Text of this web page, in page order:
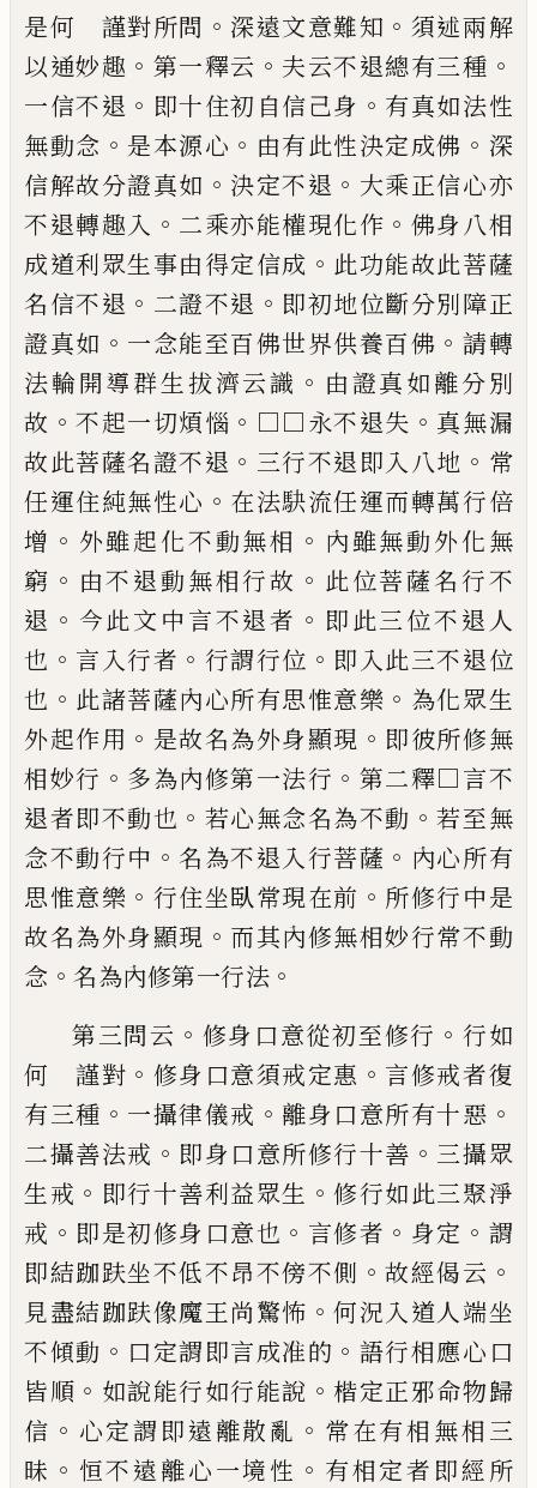
是何 謹對所問 。 深遠文意難知 。 須述兩解
以通妙趣 。 第一釋云 。 夫云不退總有三種 。
一信不退 。 即十住初自信己身 。 有真如法性
無動念 。 是本源心 。 由有此性決定成佛 。 深
信解故分證真如 。 決定不退 。 大乘正信心亦
不退轉趣入 。 二乘亦能權現化作 。 佛身八相
成道利眾生事由得定信成 。 此功能故此菩薩
名信不退 。 二證不退 。 即初地位斷分別障正
證真如 。 一念能至百佛世界供養百佛 。 請轉
法輪開導群生拔濟云識 。 由證真如離分別
故 。不起一切煩惱 。 □□永不退失 。 真無漏
故此菩薩名證不退 。 三行不退即入八地 。 常
任運住純無性心 。 在法駃流任運而轉萬行倍
增 。 外雖起化不動無相 。 內雖無動外化無
窮 。 由不退動無相行故 。 此位菩薩名行不
退 。 今此文 中言不退者 。 即此三位不退人
也 。 言入行者 。 行謂行位 。 即入此三不退位
也 。 此諸菩薩內心所有思惟意樂 。 為化眾生
外起作用 。 是故名為外身顯現 。 即彼所修無
相妙行 。 多為內修第一法行 。 第二釋□言不
退者即不動也 。 若心無念名為不動 。若至無
念不動行中 。名為不退入行菩薩 。 內心所有
思惟意樂 。 行住坐臥常現在前 。 所修行中是
故名為外身顯現 。 而其內修無相妙行常不動
念 。 名為內修第一行法 。
第三問云 。 修身口意從初至修行 。 行如
何 謹對 。 修身口意須戒定惠 。 言修戒者復
有三種 。 一攝律儀戒 。 離身口意所有十惡 。
二攝善法戒 。 即身口意所修行十善 。 三攝眾
生戒 。 即行十善利益眾生 。修行如此三聚淨
戒 。 即是初修身口意也 。 言修者 。 身定 。 謂
即結跏趺坐不低不昂不傍不側 。故經偈云 。
見盡結跏趺像魔王尚驚怖 。何況入道人端坐
不傾動 。 口定謂即言成准的 。 語行相應心口
皆順 。 如說能行如行能說 。 楷定正邪命物歸
信 。 心定謂即遠離散亂 。 常在有相無相三
昧 。 恒不遠離心一境性 。 有相定者即經所